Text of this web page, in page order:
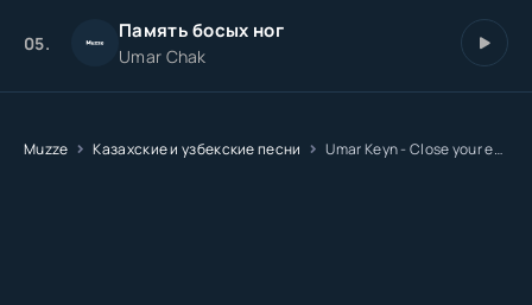
05. Память босых ног
Umar Chak
Muzze Казахские и узбекские песни Umar Keyn - Close your eyes